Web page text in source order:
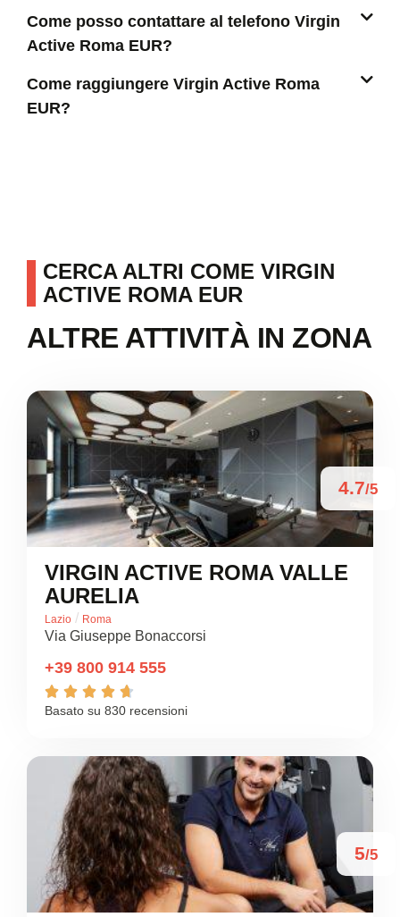
Come posso contattare al telefono Virgin
Active Roma EUR?
Come raggiungere Virgin Active Roma
EUR?
CERCA ALTRI COME VIRGIN
ACTIVE ROMA EUR
ALTRE ATTIVITÀ IN ZONA
4.7/5
VIRGIN ACTIVE ROMA VALLE
AURELIA
Lazio / Roma
Via Giuseppe Bonaccorsi
+39 800 914 555
    
Basato su 830 recensioni
5/5